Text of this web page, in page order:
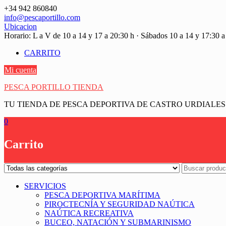
Saltar
contenido
+34 942 860840
info@pescaportillo.com
Ubicacion
Horario: L a V de 10 a 14 y 17 a 20:30 h · Sábados 10 a 14 y 17:30
CARRITO
Mi cuenta
PESCA PORTILLO TIENDA
TU TIENDA DE PESCA DEPORTIVA DE CASTRO URDIALES
0
Carrito
SERVICIOS
PESCA DEPORTIVA MARÍTIMA
PIROCTECNÍA Y SEGURIDAD NAÚTICA
NAÚTICA RECREATIVA
BUCEO, NATACIÓN Y SUBMARINISMO